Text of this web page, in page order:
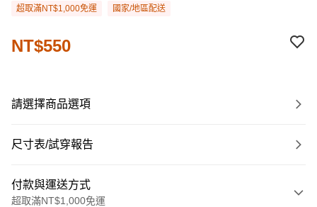
超取滿NT$1,000免運 國家/地區配送
NT$550
請選擇商品選項
尺寸表/試穿報告
付款與運送方式
超取滿NT$1,000免運